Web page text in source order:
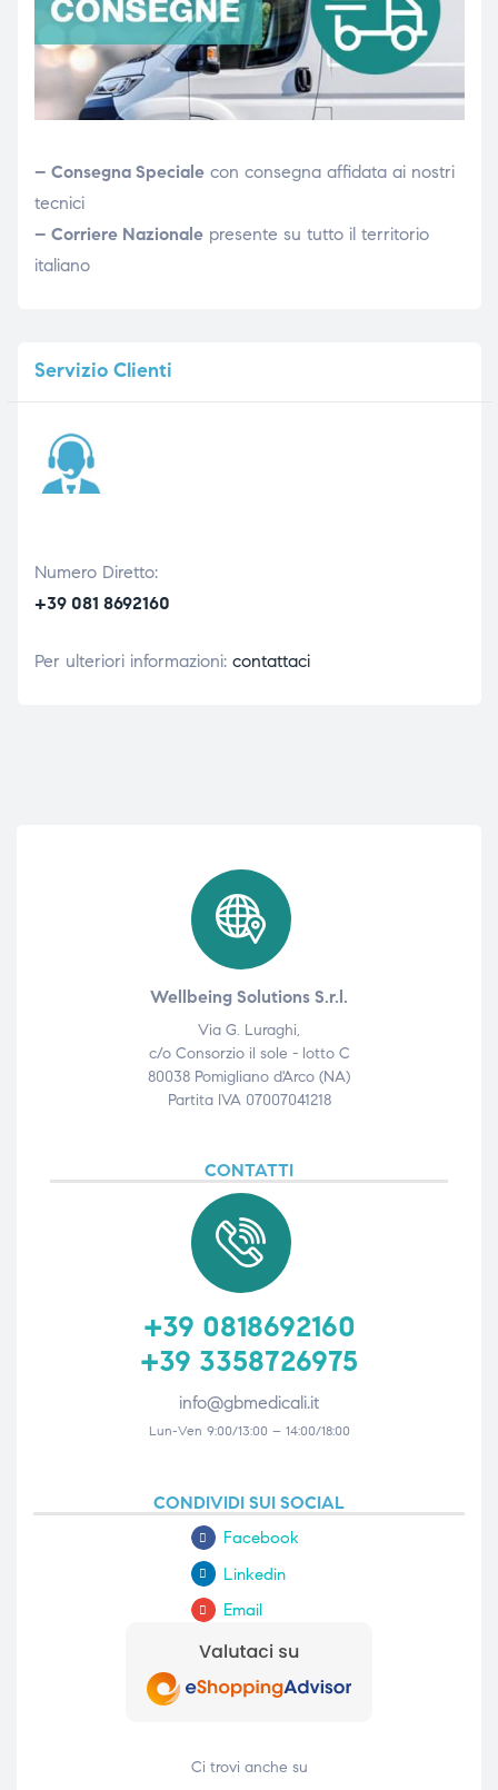
– Consegna Specialecon consegna affidata ai nostri
tecnici
– Corriere Nazionalepresente su tutto il territorio
italiano
ServizioClienti
Numero Diretto:
+39 081 8692160
Per ulteriori informazioni: contattaci
Wellbeing Solutions S.r.l.
Via G. Luraghi,
c/o Consorzio il sole - lotto C
80038 Pomigliano d'Arco (NA)
Partita IVA 07007041218
CONTATTI
+39 0818692160
+39 3358726975
info@gbmedicali.it
Lun-Ven 9:00/13:00 – 14:00/18:00
CONDIVIDI SUI SOCIAL
Facebook
Linkedin
Email
Ci trovi anche su